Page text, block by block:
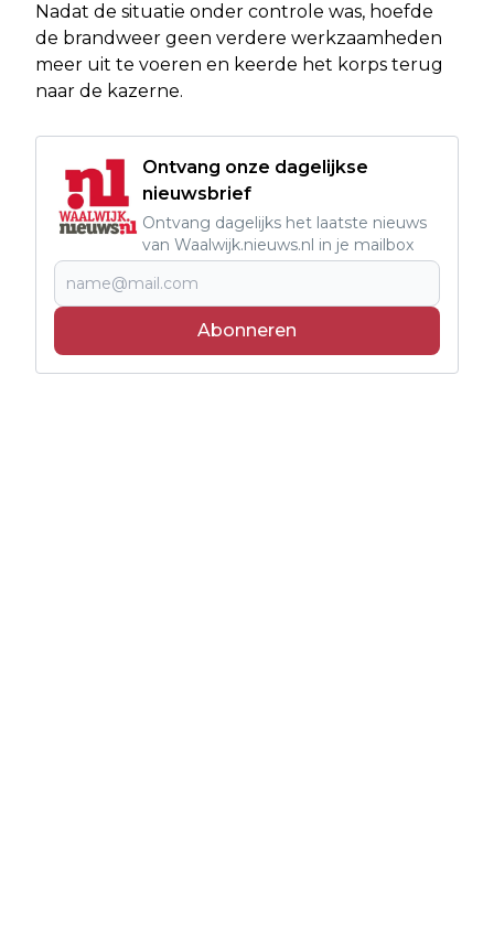
Nadat de situatie onder controle was, hoefde
de brandweer geen verdere werkzaamheden
meer uit te voeren en keerde het korps terug
naar de kazerne.
Ontvang onze dagelijkse
nieuwsbrief
Ontvang dagelijks het laatste nieuws
van Waalwijk.nieuws.nl in je mailbox
Abonneren